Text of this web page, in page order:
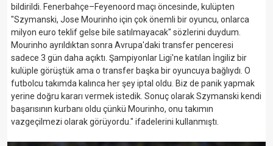
bildirildi. Fenerbahçe–Feyenoord maçı öncesinde, kulüpten
"Szymanski, Jose Mourinho için çok önemli bir oyuncu, onlarca
milyon euro teklif gelse bile satılmayacak" sözlerini duydum.
Mourinho ayrıldıktan sonra Avrupa'daki transfer penceresi
sadece 3 gün daha açıktı. Şampiyonlar Ligi'ne katılan İngiliz bir
kulüple görüştük ama o transfer başka bir oyuncuya bağlıydı. O
futbolcu takımda kalınca her şey iptal oldu. Biz de panik yapmak
yerine doğru kararı vermek istedik. Sonuç olarak Szymanski kendi
başarısının kurbanı oldu çünkü Mourinho, onu takımın
vazgeçilmezi olarak görüyordu." ifadelerini kullanmıştı.